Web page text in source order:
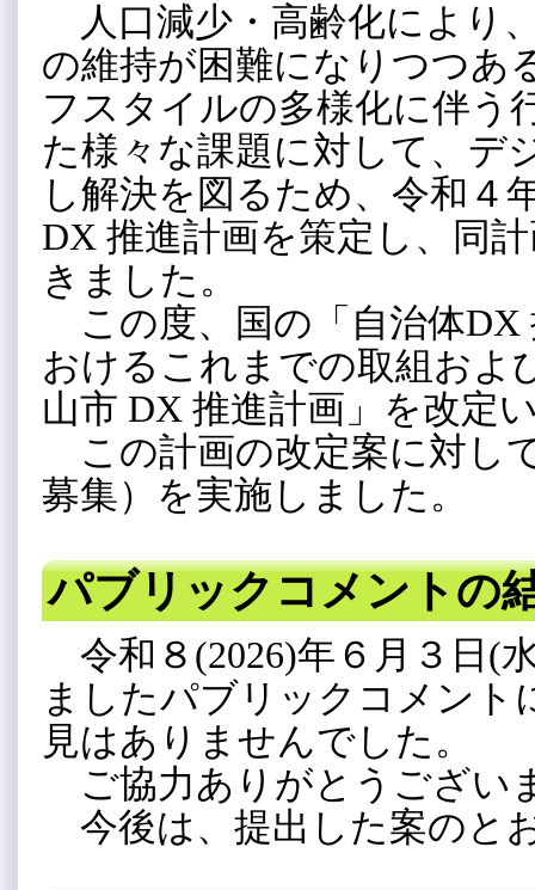
人口減少・高齢化により
の維持が困難になりつつあ
フスタイルの多様化に伴う
た様々な課題に対して、デ
し解決を図るため、令和４
DX 推進計画を策定し、同
きました。
この度、国の「自治体DX
おけるこれまでの取組およ
山市 DX 推進計画」を改定
この計画の改定案に対し
募集）を実施しました。
パブリックコメントの
令和８(2026)年６月３日(
ましたパブリックコメン
見はありませんでした。
ご協力ありがとうござい
今後は、提出した案のと